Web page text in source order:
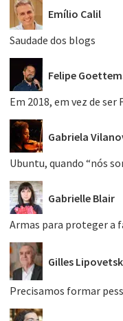
Emílio Calil
Saudade dos blogs
Felipe
Em 2018, em vez de
Gabriela
Ubuntu, quando “nós
Gabrielle Blair
Armas para proteger a
Gilles
Precisamos formar